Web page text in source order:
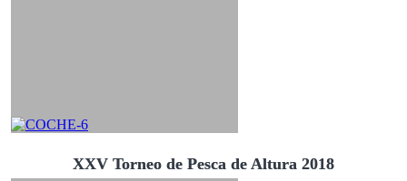
XXV Torneo de Pesca de Altura 2018